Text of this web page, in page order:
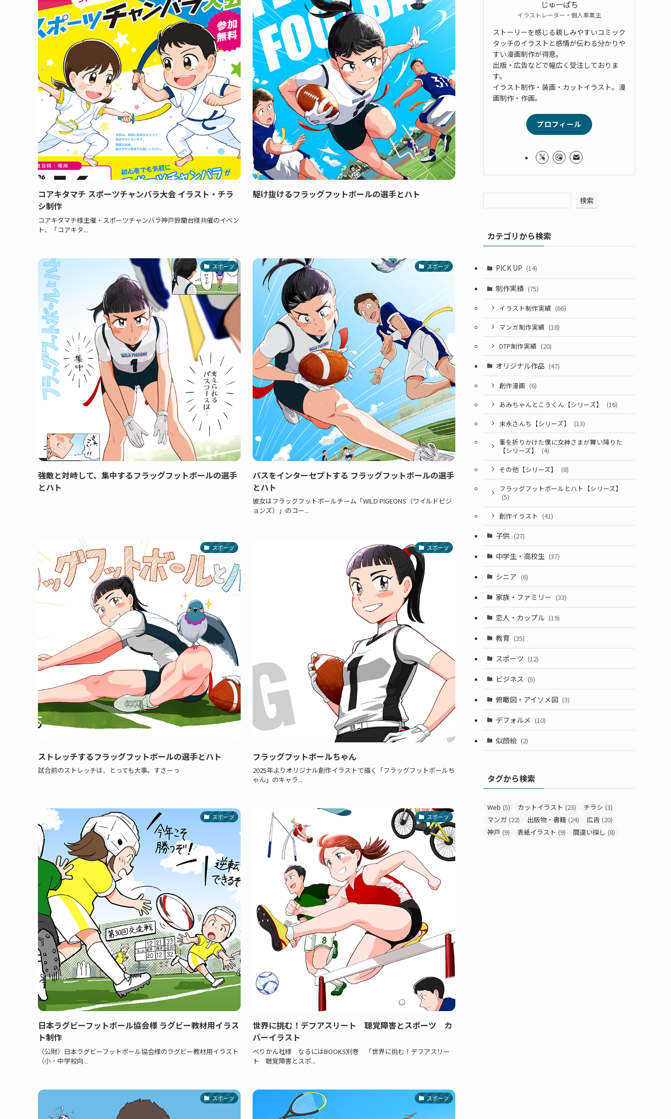
コアキタマチ スポーツチャンバラ大会 イラスト・チラ
シ制作
コアキタマチ様主催・スポーツチャンバラ神戸鈴蘭台様共催のイベン
ト、「コアキタ...
駆け抜けるフラッグフットボールの選手とハト
スポーツ
強敵と対峙して、集中するフラッグフットボールの選手
とハト
スポーツ
パスをインターセプトする フラッグフットボールの選手
とハト
彼女はフラッグフットボールチーム「WILD PIGEONS（ワイルドピジ
ョンズ）」のコー...
スポーツ
ストレッチするフラッグフットボールの選手とハト
試合前のストレッチは、とっても大事。すさーっ
スポーツ
フラッグフットボールちゃん
2025年よりオリジナル創作イラストで描く「フラッグフットボールち
ゃん」のキャラ...
スポーツ
日本ラグビーフットボール協会様 ラグビー教材用イラス
ト制作
（公財）日本ラグビーフットボール協会様のラグビー教材用イラスト
（小・中学校向...
スポーツ
世界に挑む！デフアスリート 聴覚障害とスポーツ カ
バーイラスト
ぺりかん社様 なるにはBOOKS別巻 「世界に挑む！デフアスリー
ト 聴覚障害とスポ...
スポーツ スポーツ
じゅーぱち
イラストレーター・個人事業主
ストーリーを感じる親しみやすいコミック
タッチのイラストと感情が伝わる分かりや
すい漫画制作が得意。
出版・広告などで幅広く受注しておりま
す。
イラスト制作・装画・カットイラスト。漫
画制作・作画。
プロフィール
検索
カテゴリから検索
PICK UP (14)
制作実績 (75)
イラスト制作実績 (66)
マンガ制作実績 (18)
DTP制作実績 (20)
オリジナル作品 (47)
創作漫画 (6)
あみちゃんとこうくん【シリーズ】
(16)
末永さんち【シリーズ】
(13)
筆を折りかけた僕に女神さまが舞い降りた
【シリーズ】
(4)
その他【シリーズ】
(8)
フラッグフットボールとハト【シリーズ】
(5)
創作イラスト (41)
子供 (27)
中学生・高校生 (37)
シニア (6)
家族・ファミリー (33)
恋人・カップル (19)
教育 (35)
スポーツ (12)
ビジネス (5)
俯瞰図・アイソメ図 (3)
デフォルメ (10)
似顔絵 (2)
タグから検索
Web (5) カットイラスト (23) チラシ (3)
マンガ (22) 出版物・書籍 (24) 広告 (20)
神戸 (9) 表紙イラスト (9) 間違い探し (8)